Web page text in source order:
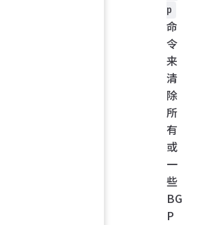
p
命
令
来
清
除
所
有
或
一
些
BG
P